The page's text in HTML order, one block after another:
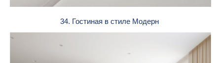
34. Гостиная в стиле Модерн